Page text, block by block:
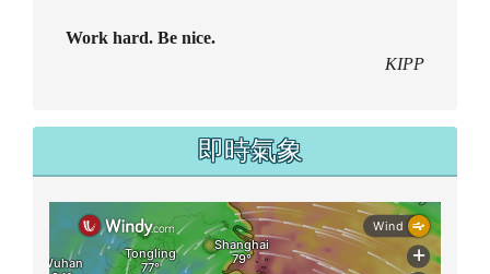
Work hard. Be nice.
KIPP
即時氣象